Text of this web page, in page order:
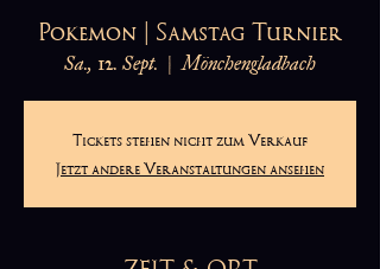
Pokemon | Samstag Turnier
Sa., 12. Sept.
  |
Mönchengladbach
Tickets stehen nicht zum Verkauf
Jetzt andere Veranstaltungen ansehen